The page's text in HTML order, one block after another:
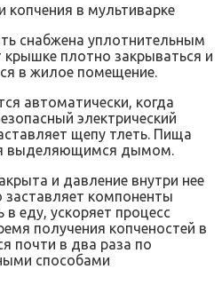
в мультиварке
снабжена уплотнительным
плотно закрываться и
в жилое помещение.
автоматически, когда
электрический
щепу тлеть. Пища
выделяющимся дымом.
и давление внутри нее
компоненты
еду, ускоряет процесс
получения копченостей в
почти в два раза по
способами